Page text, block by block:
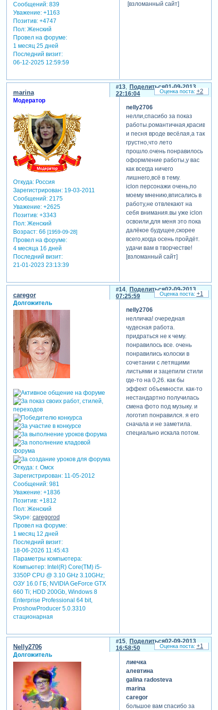
Сообщений:839
Уважение: +1163
Позитив: +4747
Пол:Женский
Провел на форуме:
1 месяц 25 дней
Последний визит:
06-12-2025 12:59:59
[взломанный сайт]
Поделиться
13
01-09-2013
22:16:04
marina
Модератор
Откуда:Россия
Зарегистрирован: 19-03-2011
Сообщений:2175
Уважение: +2625
Позитив: +3343
Пол:Женский
Возраст:66 [1959-09-28]
Провел на форуме:
4 месяца 16 дней
Последний визит:
21-01-2023 23:13:39
nelly2706
нелли,спасибо за показ
работы.романтичная,красивая
и песня вроде весёлая,а так
грустно,что лето
прошло.очень понравилось
оформление работы,у вас
как всегда ничего
лишнего,всё в тему.
iclon персонажи очень,по
моему мнению,вписались в
работу,не отвлекают на
себя внимания.вы уже iclon
освоили,для меня это пока
далёкое будущее,скорее
всего,когда осень пройдёт.
удачи вам в творчестве!
[взломанный сайт]
+2
Поделиться
14
02-09-2013
07:25:59
caregor
Долгожитель
Откуда:г. Омск
Зарегистрирован: 11-05-2012
Сообщений:981
Уважение: +1836
Позитив: +1812
Пол:Женский
Skype: caregorod
Провел на форуме:
1 месяц 12 дней
Последний визит:
18-06-2026 11:45:43
Параметры компьютера:
Компьютер: Intel(R) Core(TM) i5-
3350P CPU @ 3.10 GHz 3.10GHz;
ОЗУ 16.0 ГБ; NVIDIA GeForce GTX
660 Ti; HDD 200Gb, Windows 8
Enterprise Professional 64 bit,
ProshowProducer 5.0.3310
стационарная
nelly2706
нелличка! очередная
чудесная работа.
придраться не к чему.
понравилось все. очень
понравились колоски в
сочетании с летящими
листьями и зацепили стили
где-то на 0,26. как бы
эффект объемности. как-то
нестандартно получилась
смена фото под музыку. и
логотип понравился. я его
сначала и не заметила.
специально искала потом.
+1
Поделиться
15
02-09-2013
16:58:50
Nelly2706
Долгожитель
лиечка
алевтина
galina radosteva
marina
caregor
большое вам спасибо за
+1